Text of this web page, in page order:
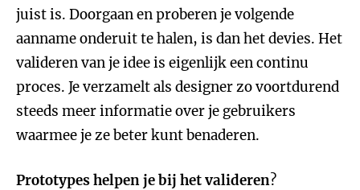
juist is. Doorgaan en proberen je volgende
aanname onderuit te halen, is dan het devies. Het
valideren van je idee is eigenlijk een continu
proces. Je verzamelt als designer zo voortdurend
steeds meer informatie over je gebruikers
waarmee je ze beter kunt benaderen.
Prototypes helpen je bij het valideren?